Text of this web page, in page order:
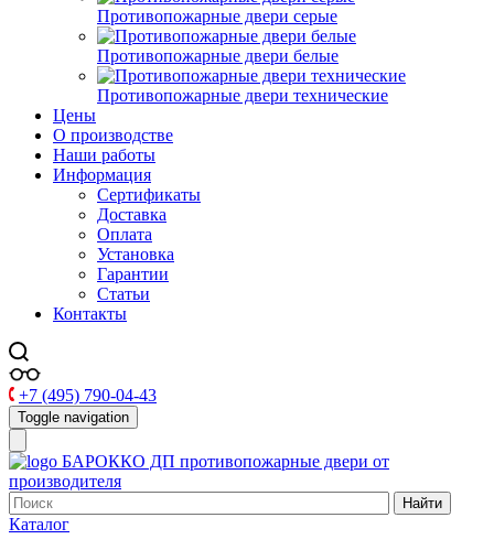
Противопожарные двери серые
Противопожарные двери белые
Противопожарные двери технические
Цены
О производстве
Наши работы
Информация
Сертификаты
Доставка
Оплата
Установка
Гарантии
Статьи
Контакты
+7 (495) 790-04-43
Toggle navigation
БАРОККО ДП противопожарные двери от
производителя
Найти
Каталог